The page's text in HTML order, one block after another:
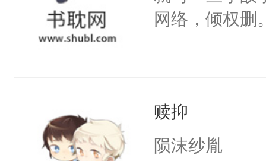
里。欲知后事
门万人嫌大师
刺客x武林正
帝x十八线的
浓。初暑每入
网络，倾权删
赎抑
陨沫纱胤